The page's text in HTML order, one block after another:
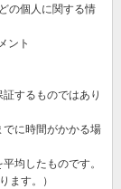
の個人に関する情
ント
するものではあり
でに時間がかかる場
均したものです。
ます。）